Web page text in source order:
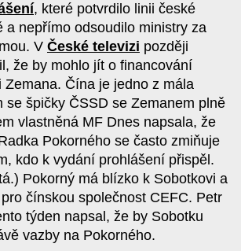
, které potvrdilo linii české
a nepřímo odsoudilo ministry za
V České televizi později
že by mohlo jít o financování
Zemana. Čína je jedno z mála
se špičky ČSSD se Zemanem plně
vlastněná MF Dnes napsala, že
Pokorného se často zmiňuje
kdo k vydání prohlášení přispěl.
Pokorný má blízko k Sobotkovi a
čínskou společnost CEFC. Petr
týden napsal, že by Sobotku
vazby na Pokorného.